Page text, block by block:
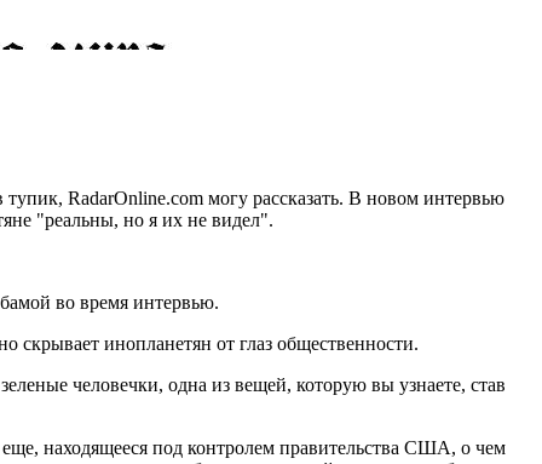
RadarOnline.com могу рассказать. В новом интервью
"реальны, но я их не видел".
во время интервью.
инопланетян от глаз общественности.
человечки, одна из вещей, которую вы узнаете, став
находящееся под контролем правительства США, о чем